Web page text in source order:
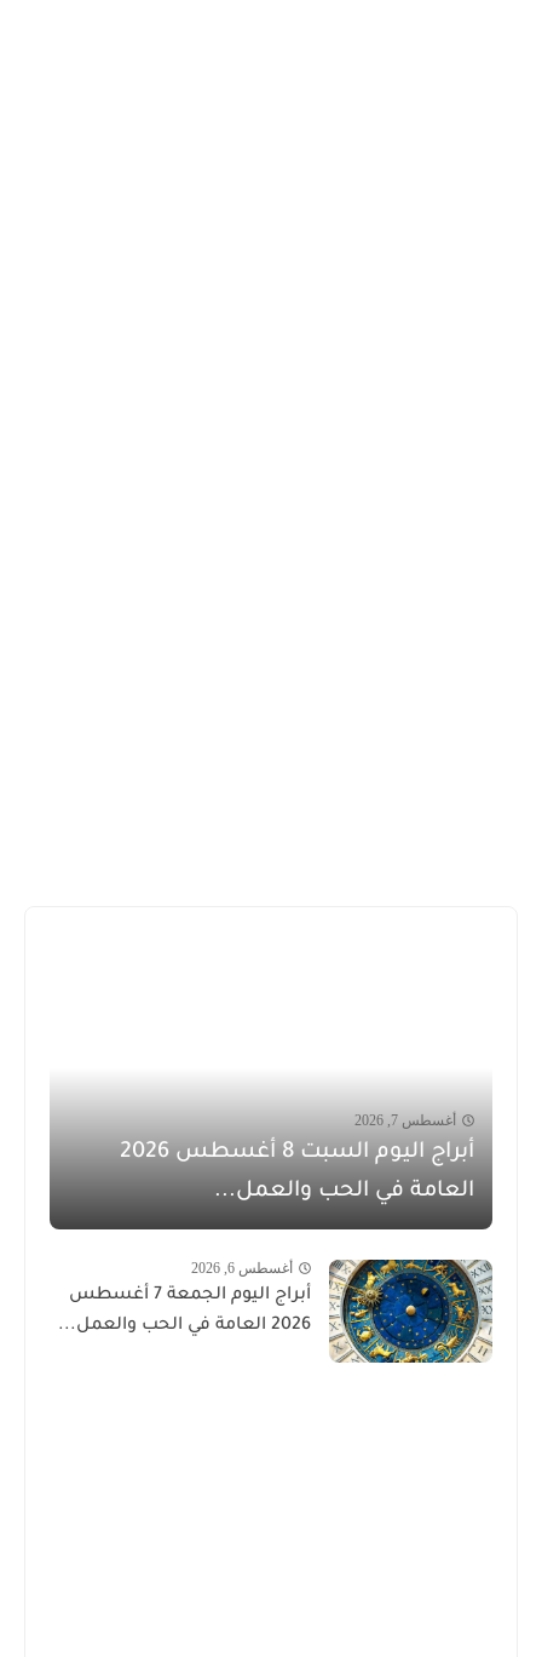
أغسطس 7, 2026
أبراج اليوم السبت 8 أغسطس 2026
العامة في الحب والعمل...
أغسطس 6, 2026
أبراج اليوم الجمعة 7 أغسطس
2026 العامة في الحب والعمل...